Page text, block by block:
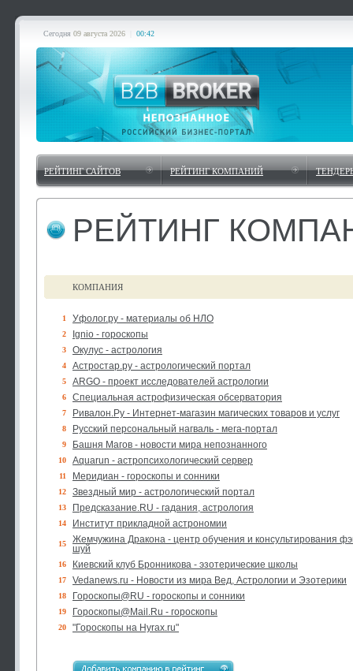
Сегодня 09 августа 2026 00:42
РЕЙТИНГ САЙТОВ РЕЙТИНГ КОМПАНИЙ
РЕЙТИНГ
КОМПАНИЯ
1 Уфолог.ру - материалы об НЛО
2 Ignio - гороскопы
3 Окулус - астрология
4 Астростар.ру - астрологический портал
5 ARGO - проект исследователей астрологии
6 Специальная астрофизическая обсерватория
7 Ривалон.Ру - Интернет-магазин магических товаров и услуг
8 Русский персональный нагваль - мега-портал
9 Башня Магов - новости мира непознанного
10 Aquarun - астропсихологический сервер
11 Меридиан - гороскопы и сонники
12 Звездный мир - астрологический портал
13 Предсказание.RU - гадания, астрология
14 Институт прикладной астрономии
15
Жемчужина Дракона - центр обучения и консультирования
шуй
16 Киевский клуб Бронникова - эзотерические школы
17 Vedanews.ru - Новости из мира Вед, Астрологии и Эзотерики
18 Гороскопы@RU - гороскопы и сонники
19 Гороскопы@Mail.Ru - гороскопы
20 "Гороскопы на Hyrax.ru"